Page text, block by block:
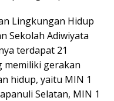
Lingkungan Hidup
Sekolah Adiwiyata
terdapat 21
memiliki gerakan
hidup, yaitu MIN 1
Selatan, MIN 1